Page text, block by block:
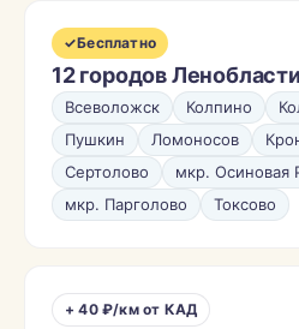
✓Бесплатно
12 городов Ленобласти
Всеволожск Колпино
Пушкин
Ломоносов
Сертолово
мкр. Осиновая
мкр. Парголово
Токсово
+ 40 ₽/км от КАД